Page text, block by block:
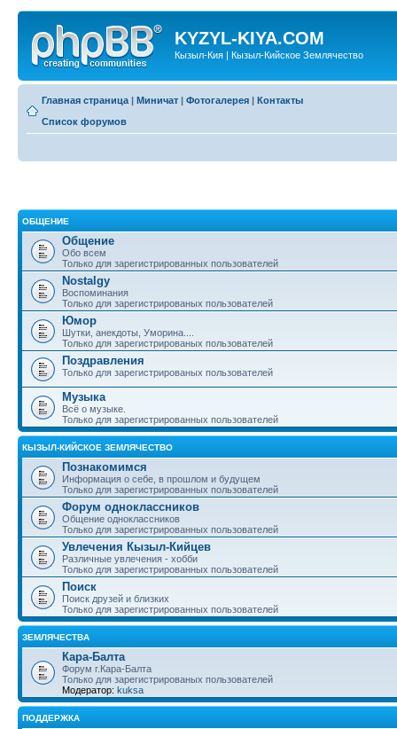
KYZYL-KIYA.COM
Кызыл-Кия | Кызыл-Кийское Землячество
Главная страница | Миничат | Фотогалерея | Контакты
Список форумов
ОБЩЕНИЕ
Общение
Обо всем
Только для зарегистрированных пользователей
Nostalgy
Воспоминания
Только для зарегистрированых пользователей
Юмор
Шутки, анекдоты, Уморина....
Только для зарегистрированых пользователей
Поздравления
Только для зарегистрированых пользователей
Музыка
Всё о музыке.
Только для зарегистрированных пользователей
КЫЗЫЛ-КИЙСКОЕ ЗЕМЛЯЧЕСТВО
Познакомимся
Информация о себе, в прошлом и будущем
Только для зарегистрированных пользователей
Форум одноклассников
Общение одноклассников
Только для зарегистрированных пользователей
Увлечения Кызыл-Кийцев
Различные увлечения - хобби
Только для зарегистрированных пользователей
Поиск
Поиск друзей и близких
Только для зарегистрированных пользователей
ЗЕМЛЯЧЕСТВА
Кара-Балта
Форум г.Кара-Балта
Только для зарегистрированых пользователей
Модератор: kuksa
ПОДДЕРЖКА